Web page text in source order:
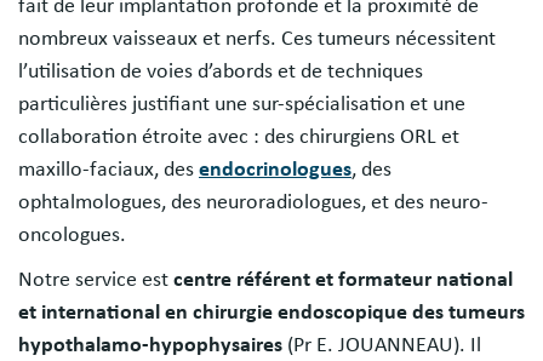
fait de leur implantation profonde et la proximité de
nombreux vaisseaux et nerfs. Ces tumeurs nécessitent
l’utilisation de voies d’abords et de techniques
particulières justifiant une sur-spécialisation et une
collaboration étroite avec : des chirurgiens ORL et
maxillo-faciaux, des endocrinologues, des
ophtalmologues, des neuroradiologues, et des neuro-
oncologues.
Notre service est centre référent et formateur national
et international en chirurgie endoscopique des tumeurs
hypothalamo-hypophysaires (Pr E. JOUANNEAU). Il